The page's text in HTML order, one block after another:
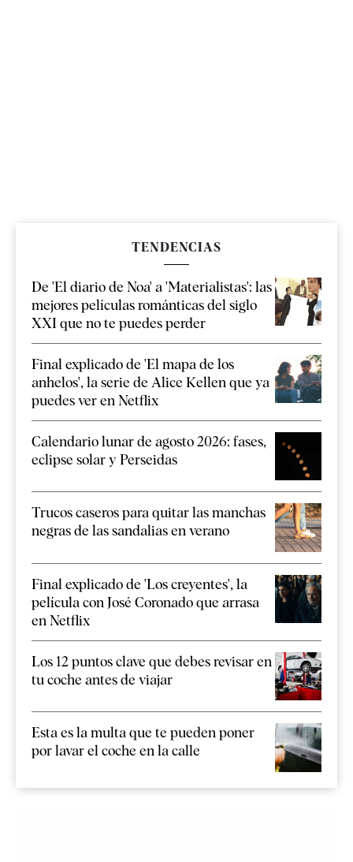
TENDENCIAS
De 'El diario de Noa' a 'Materialistas': las
mejores películas románticas del siglo
XXI que no te puedes perder
Final explicado de 'El mapa de los
anhelos', la serie de Alice Kellen que ya
puedes ver en Netflix
Calendario lunar de agosto 2026: fases,
eclipse solar y Perseidas
Trucos caseros para quitar las manchas
negras de las sandalias en verano
Final explicado de 'Los creyentes', la
película con José Coronado que arrasa
en Netflix
Los 12 puntos clave que debes revisar en
tu coche antes de viajar
Esta es la multa que te pueden poner
por lavar el coche en la calle